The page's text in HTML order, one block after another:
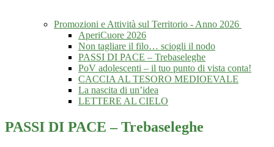
Promozioni e Attività sul Territorio - Anno 2026
AperiCuore 2026
Non tagliare il filo… sciogli il nodo
PASSI DI PACE – Trebaseleghe
PoV adolescenti – il tuo punto di vista conta!
CACCIA AL TESORO MEDIOEVALE
La nascita di un’idea
LETTERE AL CIELO
PASSI DI PACE – Trebaseleghe